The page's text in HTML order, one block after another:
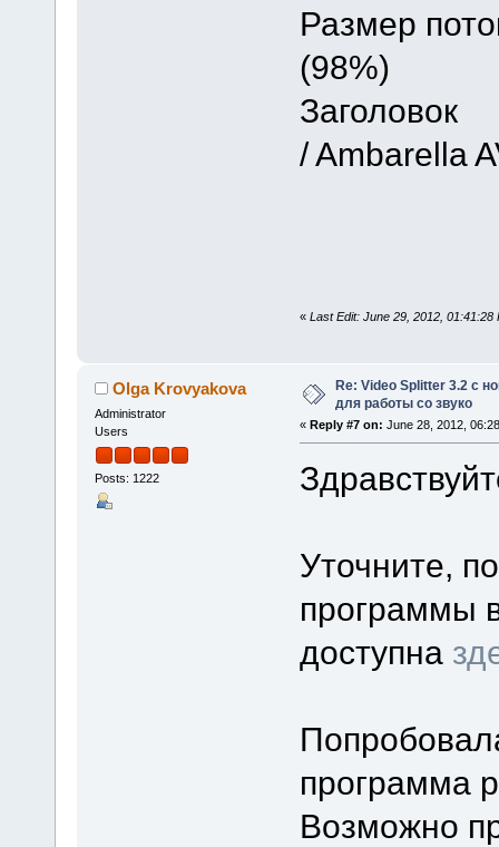
Размер
(98%)
/ Ambarella
« Last Edit: June 29, 2012, 01:41:28
Olga Krovyakova
Administrator
Users
Posts: 1222
Re: Video Splitter 3.2 c
для работы со звуко
« Reply #7 on: June 28, 2012,
Уточните,
программы
доступна
программа
Возможно